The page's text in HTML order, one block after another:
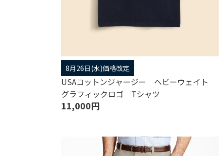
8月26日(水)価格改定
USAコットンジャージー ヘビーウェイト
グラフィックロゴ Tシャツ
11,000円